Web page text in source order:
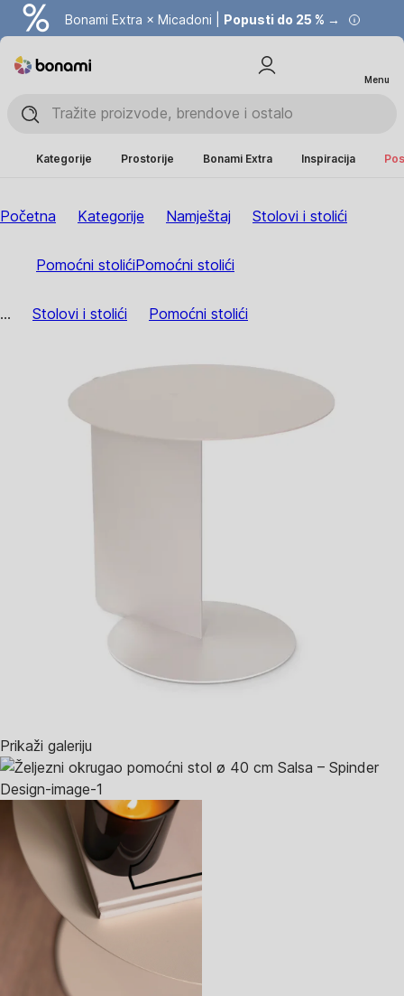
Bonami Extra × Micadoni | Popusti do 25 % →
Menu
Kategorije Prostorije Bonami Extra Inspiracija
Početna Kategorije Namještaj Stolovi i stolići
Pomoćni stolićiPomoćni stolići
... Stolovi i stolići Pomoćni stolići
Prikaži galeriju